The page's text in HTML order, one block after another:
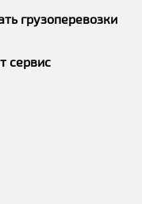
грузоперевозки
сервис